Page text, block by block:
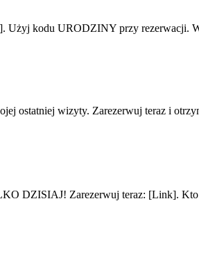
Użyj kodu URODZINY przy rezerwacji.
ostatniej wizyty. Zarezerwuj teraz i
DZISIAJ! Zarezerwuj teraz: [Link]. Kto